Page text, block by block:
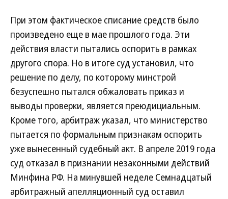
При этом фактическое списание средств было
произведено еще в мае прошлого года. Эти
действия власти пытались оспорить в рамках
другого спора. Но в итоге суд установил, что
решение по делу, по которому минстрой
безуспешно пытался обжаловать приказ и
выводы проверки, является преюдициальным.
Кроме того, арбитраж указал, что министерство
пытается по формальным признакам оспорить
уже вынесенный судебный акт. В апреле 2019 года
суд отказал в признании незаконными действий
Минфина РФ. На минувшей неделе Семнадцатый
арбитражный апелляционный суд оставил